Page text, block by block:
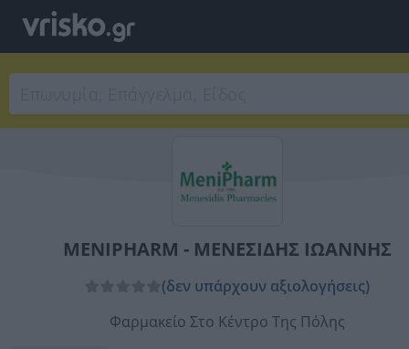
MENIPHARM - ΜΕΝΕΣΙΔΗΣ ΙΩΑΝΝΗΣ
(δεν υπάρχουν αξιολογήσεις)
Φαρμακείο Στο Κέντρο Της Πόλης